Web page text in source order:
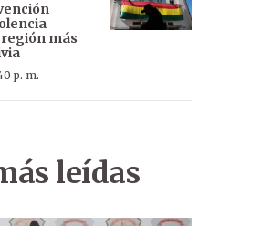
más
p. m.
leídas